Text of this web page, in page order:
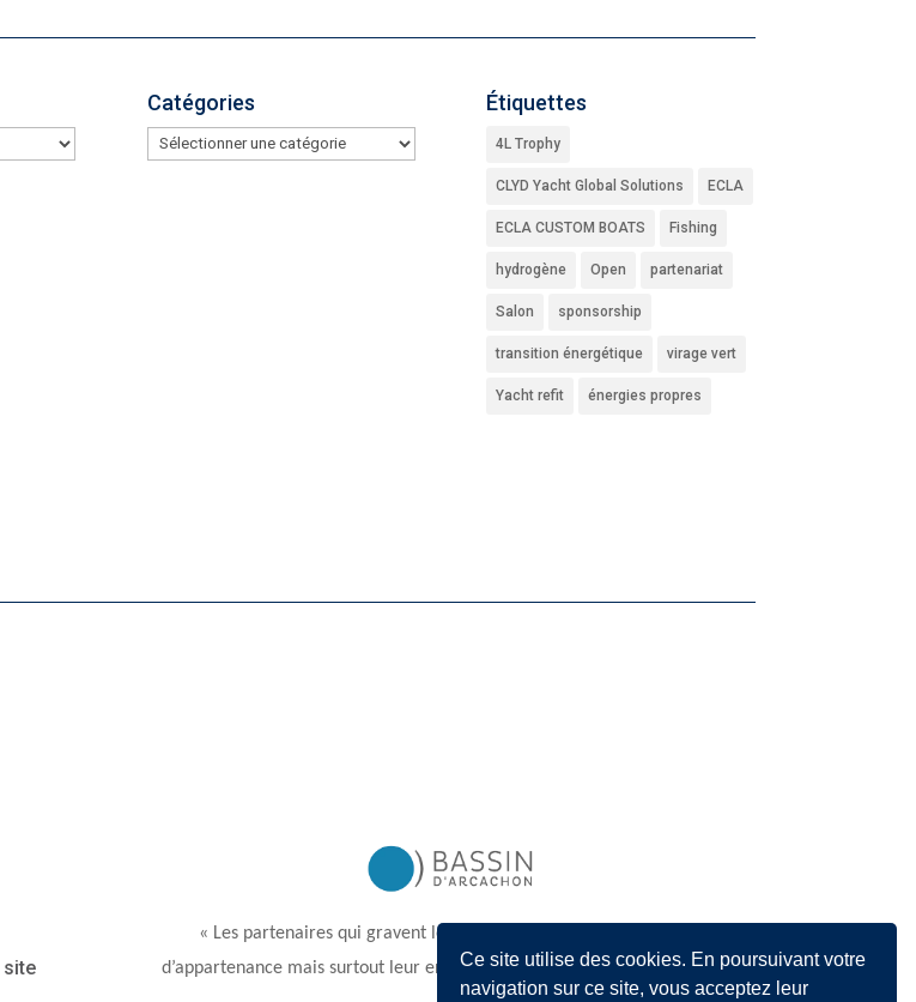
Ce site utilise des cookies. En poursuivant votre
navigation sur ce site, vous acceptez leur
Catégories
Catégories
Étiquettes
4L Trophy
CLYD Yacht Global Solutions ECLA
ECLA CUSTOM BOATS Fishing
hydrogène Open partenariat
Salon sponsorship
transition énergétique virage vert
Yacht refit énergies propres
site
« Les partenaires qui gravent les initiales B’A affichent leur fierté
d’appartenance mais surtout leur engagement pour le Bassin d’Arcachon »